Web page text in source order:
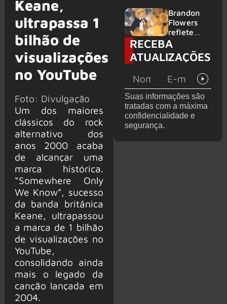
Keane,
ultrapassa 1
bilhão de
visualizações
no YouTube
Foto: Divulgação
Um dos maiores
clássicos do rock
alternativo dos
anos 2000 acaba
de alcançar uma
marca histórica.
“Somewhere Only
We Know”, sucesso
da banda britânica
Keane, ultrapassou
a marca de 1 bilhão
de visualizações no
YouTube,
consolidando ainda
mais o legado da
canção lançada em
2004.
am Ring
2026
membros
do GHOST
e KORN
Brandon
Flowers
reflete
sobre o
futuro e
levanta
de de
deixar os
palcos
RECEBA
ATUALIZAÇÕES
Suas informações são
tratadas com a máxima
confidencialidade e
segurança.